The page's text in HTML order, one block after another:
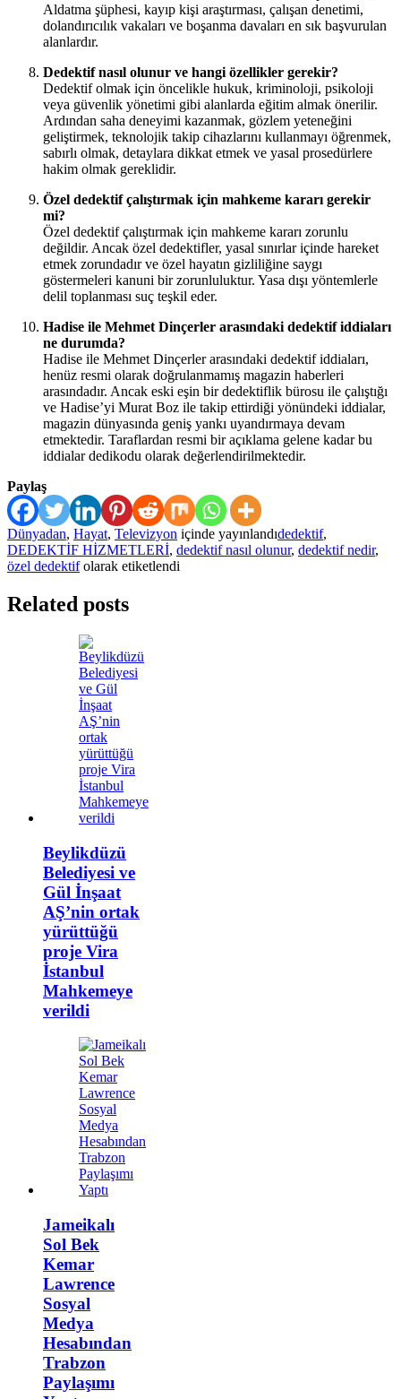
Aldatma şüphesi, kayıp kişi araştırması, çalışan denetimi,
dolandırıcılık vakaları ve boşanma davaları en sık başvurulan
alanlardır.
Dedektif nasıl olunur ve hangi özellikler gerekir?
Dedektif olmak için öncelikle hukuk, kriminoloji, psikoloji
veya güvenlik yönetimi gibi alanlarda eğitim almak önerilir.
Ardından saha deneyimi kazanmak, gözlem yeteneğini
geliştirmek, teknolojik takip cihazlarını kullanmayı öğrenmek,
sabırlı olmak, detaylara dikkat etmek ve yasal prosedürlere
hakim olmak gereklidir.
Özel dedektif çalıştırmak için mahkeme kararı gerekir
mi?
Özel dedektif çalıştırmak için mahkeme kararı zorunlu
değildir. Ancak özel dedektifler, yasal sınırlar içinde hareket
etmek zorundadır ve özel hayatın gizliliğine saygı
göstermeleri kanuni bir zorunluluktur. Yasa dışı yöntemlerle
delil toplanması suç teşkil eder.
Hadise ile Mehmet Dinçerler arasındaki dedektif iddiaları
ne durumda?
Hadise ile Mehmet Dinçerler arasındaki dedektif iddiaları,
henüz resmi olarak doğrulanmamış magazin haberleri
arasındadır. Ancak eski eşin bir dedektiflik bürosu ile çalıştığı
ve Hadise’yi Murat Boz ile takip ettirdiği yönündeki iddialar,
magazin dünyasında geniş yankı uyandırmaya devam
etmektedir. Taraflardan resmi bir açıklama gelene kadar bu
iddialar dedikodu olarak değerlendirilmektedir.
Paylaş
Dünyadan, Hayat, Televizyon içinde yayınlandıdedektif,
DEDEKTİF HİZMETLERİ, dedektif nasıl olunur, dedektif nedir,
özel dedektifolarak etiketlendi
Related posts
Beylikdüzü
Belediyesi ve
Gül İnşaat
AŞ’nin ortak
yürüttüğü
proje Vira
İstanbul
Mahkemeye
verildi
Jameikalı
Sol Bek
Kemar
Lawrence
Sosyal
Medya
Hesabından
Trabzon
Paylaşımı